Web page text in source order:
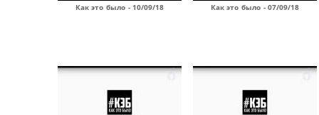
Как это было - 10/09/18 Как это было - 07/09/18